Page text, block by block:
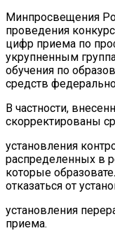
Минпросвещения
проведения
цифр приема по
укрупненным
обучения по
средств
В частности,
скорректированы
установления
распределенных в
которые
отказаться от
установления
приема.